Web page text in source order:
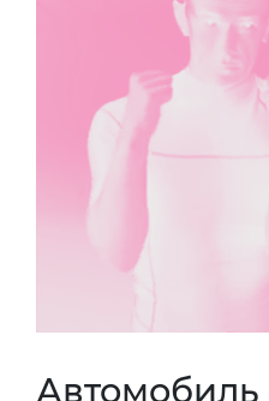
Автомобиль